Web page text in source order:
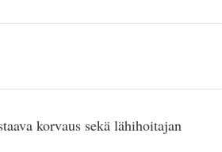
korvaus sekä lähihoitajan